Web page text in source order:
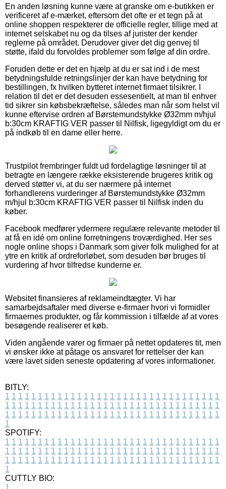
En anden løsning kunne være at granske om e-butikken er
verificeret af e-mærket, eftersom det ofte er et tegn på at
online shoppen respekterer de officielle regler, tillige med at
internet selskabet nu og da tilses af jurister der kender
reglerne på området. Derudover giver det dig genvej til
støtte, ifald du forvoldes problemer som følge af din ordre.
Foruden dette er det en hjælp at du er sat ind i de mest
betydningsfulde retningslinjer der kan have betydning for
bestillingen, fx hvilken bytteret internet firmaet tilsikrer. I
relation til det er det desuden essesentielt, at man til enhver
tid sikrer sin købsbekræftelse, således man når som helst vil
kunne eftervise ordren af Børstemundstykke Ø32mm m/hjul
b:30cm KRAFTIG VER passer til Nilfisk, ligegyldigt om du er
på indkøb til en dame eller herre.
Trustpilot frembringer fuldt ud fordelagtige løsninger til at
betragte en længere række eksisterende brugeres kritik og
derved støtter vi, at du ser nærmere på internet
forhandlerens vurderinger af Børstemundstykke Ø32mm
m/hjul b:30cm KRAFTIG VER passer til Nilfisk inden du
køber.
Facebook medfører ydermere regulære relevante metoder til
at få en idé om online forretningens troværdighed. Her ses
nogle online shops i Danmark som giver folk mulighed for at
ytre en kritik af ordreforløbet, som desuden bør bruges til
vurdering af hvor tilfredse kunderne er.
Websitet finansieres af reklameindtægter. Vi har
samarbejdsaftaler med diverse e-firmaer hvori vi formidler
firmaernes produkter, og får kommission i tilfælde af at vores
besøgende realiserer et køb.
Viden angående varer og firmaer på nettet opdateres tit, men
vi ønsker ikke at påtage os ansvaret for rettelser der kan
være lavet siden seneste opdatering af vores informationer.
BITLY:
1 1 1 1 1 1 1 1 1 1 1 1 1 1 1 1 1 1 1 1 1 1 1 1 1 1 1 1 1 1 1 1 1
1 1 1 1 1 1 1 1 1 1 1 1 1 1 1 1 1 1 1 1 1 1 1 1 1 1 1 1 1 1 1 1 1
1 1 1 1 1 1 1 1 1 1 1 1 1 1 1 1 1 1 1 1 1 1 1 1 1 1 1 1 1 1 1 1 1
1
SPOTIFY:
1 1 1 1 1 1 1 1 1 1 1 1 1 1 1 1 1 1 1 1 1 1 1 1 1 1 1 1 1 1 1 1 1
1 1 1 1 1 1 1 1 1 1 1 1 1 1 1 1 1 1 1 1 1 1 1 1 1 1 1 1 1 1 1 1 1
1 1 1 1 1 1 1 1 1 1 1 1 1 1 1 1 1 1 1 1 1 1 1 1 1 1 1 1 1 1 1 1 1
1
CUTTLY BIO:
1